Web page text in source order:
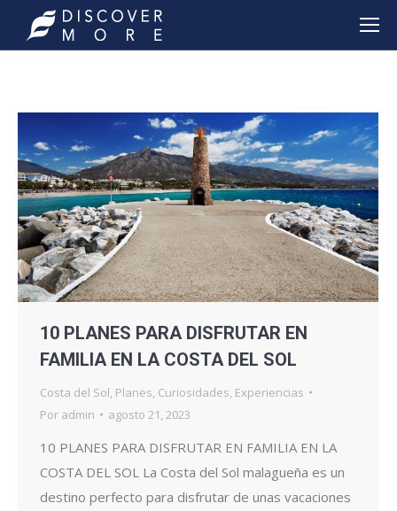
10 PLANES PARA DISFRUTAR EN
FAMILIA EN LA COSTA DEL SOL
Costa del Sol Planes Curiosidades Experiencias
Por admin agosto 21, 2023
10 PLANES PARA DISFRUTAR EN FAMILIA EN LA
COSTA DEL SOL La Costa del Sol malagueña es un
destino perfecto para disfrutar de unas vacaciones